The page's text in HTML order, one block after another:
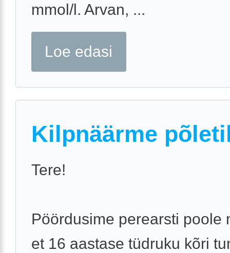
mmol/l. Arvan, ...
Loe edasi
Kilpnäärme
Tere!
Pöördusime perearsti poole
et 16 aastase tüdruku kõri